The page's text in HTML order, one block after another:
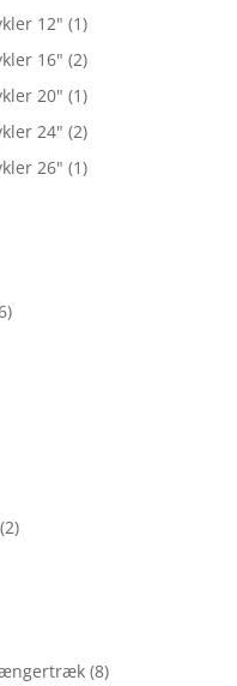
12" (1)
16" (2)
20" (1)
24" (2)
26" (1)
(2)
(8)